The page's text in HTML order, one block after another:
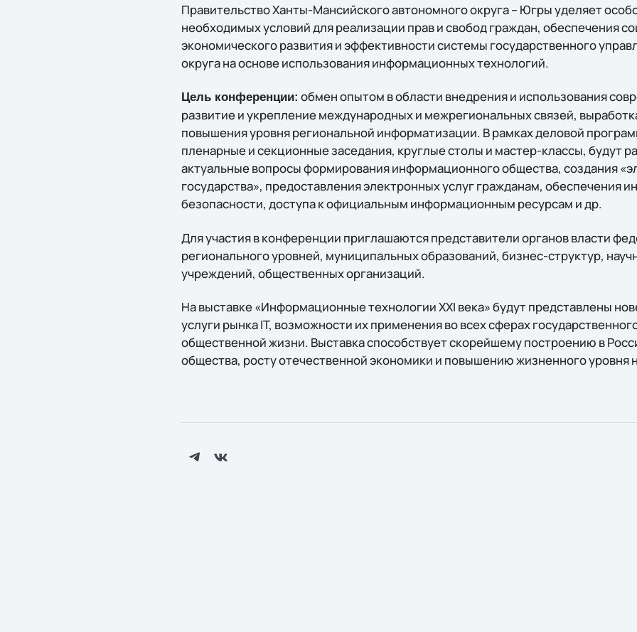
Правительство Ханты-Мансийского автономного округа – Югры уделяет
необходимых условий для реализации прав и свобод граждан, обеспечения
экономического развития и эффективности системы государственного
округа на основе использования информационных технологий.
Цель конференции: обмен опытом в области внедрения и использования
развитие и укрепление международных и межрегиональных связей,
повышения уровня региональной информатизации. В рамках деловой
пленарные и секционные заседания, круглые столы и мастер-классы, будут
актуальные вопросы формирования информационного общества, создания
государства», предоставления электронных услуг гражданам, обеспечения
безопасности, доступа к официальным информационным ресурсам и др.
Для участия в конференции приглашаются представители органов власти
регионального уровней, муниципальных образований, бизнес-структур,
учреждений, общественных организаций.
На выставке «Информационные технологии ХХI века» будут представлены
услуги рынка IT, возможности их применения во всех сферах
общественной жизни. Выставка способствует скорейшему построению в
общества, росту отечественной экономики и повышению жизненного уровня